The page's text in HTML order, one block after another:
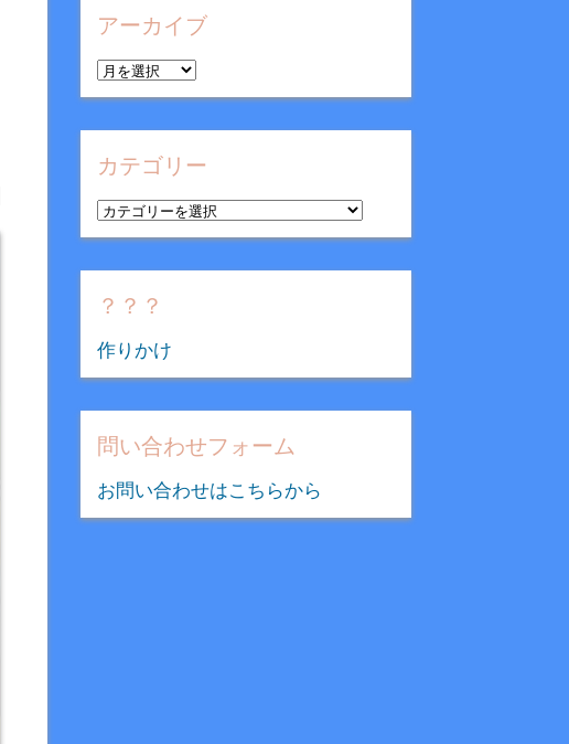
アーカイブ
ア
ー
カ
イ
カテゴリー
カ
テ
ゴ
リ
？？？
作りかけ
問い合わせフォーム
お問い合わせはこちらから